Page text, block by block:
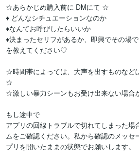
☆あらかじめ購入前に DMにて ☆
♦ どんなシチュエーションなのか
♦なんてお呼びしたらいいか
♦決まったセリフがあるか、即興でその場
を教えてください♡
☆時間帯によっては、大声を出すものなど
☆
☆激しい暴力シーンもお受け出来ない場合
もし途中で
アプリの回線トラブルで切れてしまった場
ムをご確認ください。私から確認のメッセ
プリを開いたままの状態でお願いします。